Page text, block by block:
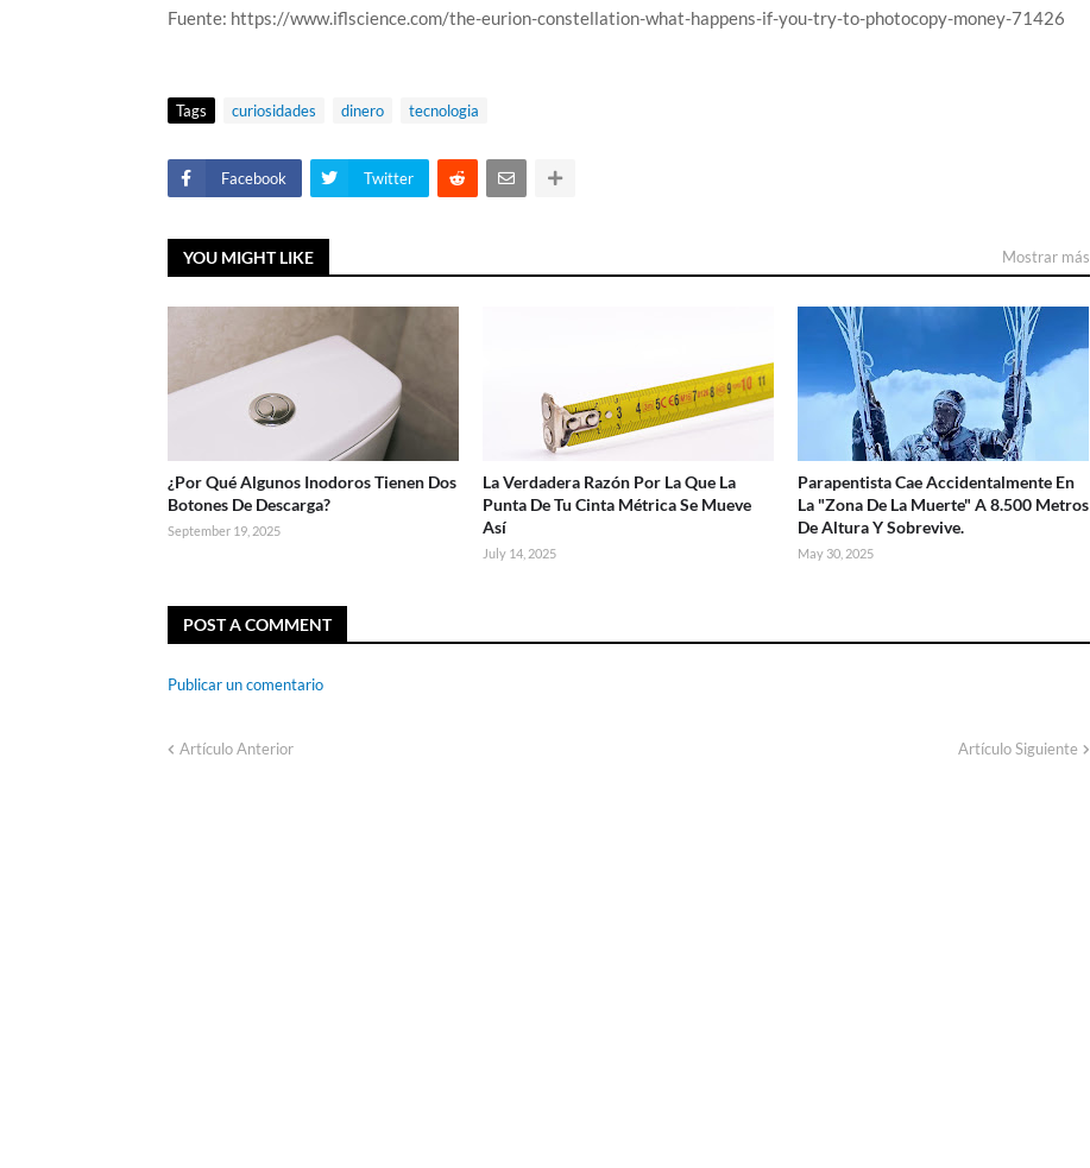
Fuente: https://www.iflscience.com/the-eurion-constellation-what-happens-if-you-try-to-photocopy-money-71426
Tags curiosidades dinero tecnologia
Facebook Twitter
YOU MIGHT LIKE Mostrar más
¿Por Qué Algunos Inodoros Tienen Dos
Botones De Descarga?
September 19, 2025
La Verdadera Razón Por La Que La
Punta De Tu Cinta Métrica Se Mueve
Así
July 14, 2025
Parapentista Cae Accidentalmente En
La "Zona De La Muerte" A 8.500 Metros
De Altura Y Sobrevive.
May 30, 2025
POST A COMMENT
Publicar un comentario
Artículo Anterior Artículo Siguiente